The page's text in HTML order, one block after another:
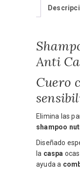
Anti
Cuero
Elimina las
shampoo
Diseñado
la caspa
ayuda a